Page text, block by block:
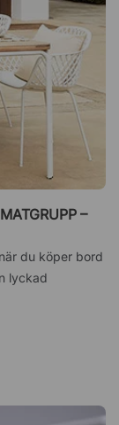
–
du köper bord
lyckad